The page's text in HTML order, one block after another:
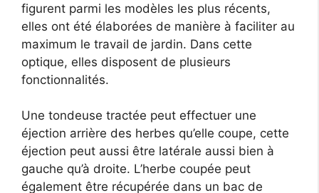
figurent parmi les modèles les plus récents,
elles ont été élaborées de manière à faciliter au
maximum le travail de jardin. Dans cette
optique, elles disposent de plusieurs
fonctionnalités.
Une tondeuse tractée peut effectuer une
éjection arrière des herbes qu’elle coupe, cette
éjection peut aussi être latérale aussi bien à
gauche qu’à droite. L’herbe coupée peut
également être récupérée dans un bac de